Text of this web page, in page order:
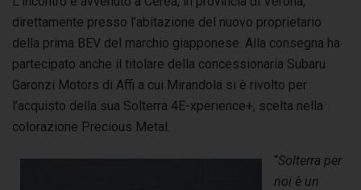
direttamente presso l’abitazione del nuovo proprietario
della prima BEV del marchio giapponese. Alla consegna ha
partecipato anche il titolare della concessionaria Subaru
Garonzi Motors di Affi a cui Mirandola si è rivolto per
l’acquisto della sua Solterra 4E-xperience+, scelta nella
colorazione Precious Metal.
“Solterra per
noi è un